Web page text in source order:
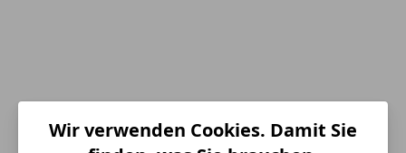
Wir verwenden Cookies. Damit Sie